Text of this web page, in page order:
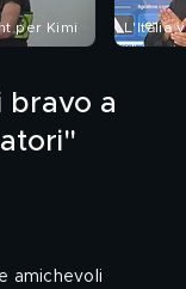
per Kimi L'Italia
bravo a
amichevoli